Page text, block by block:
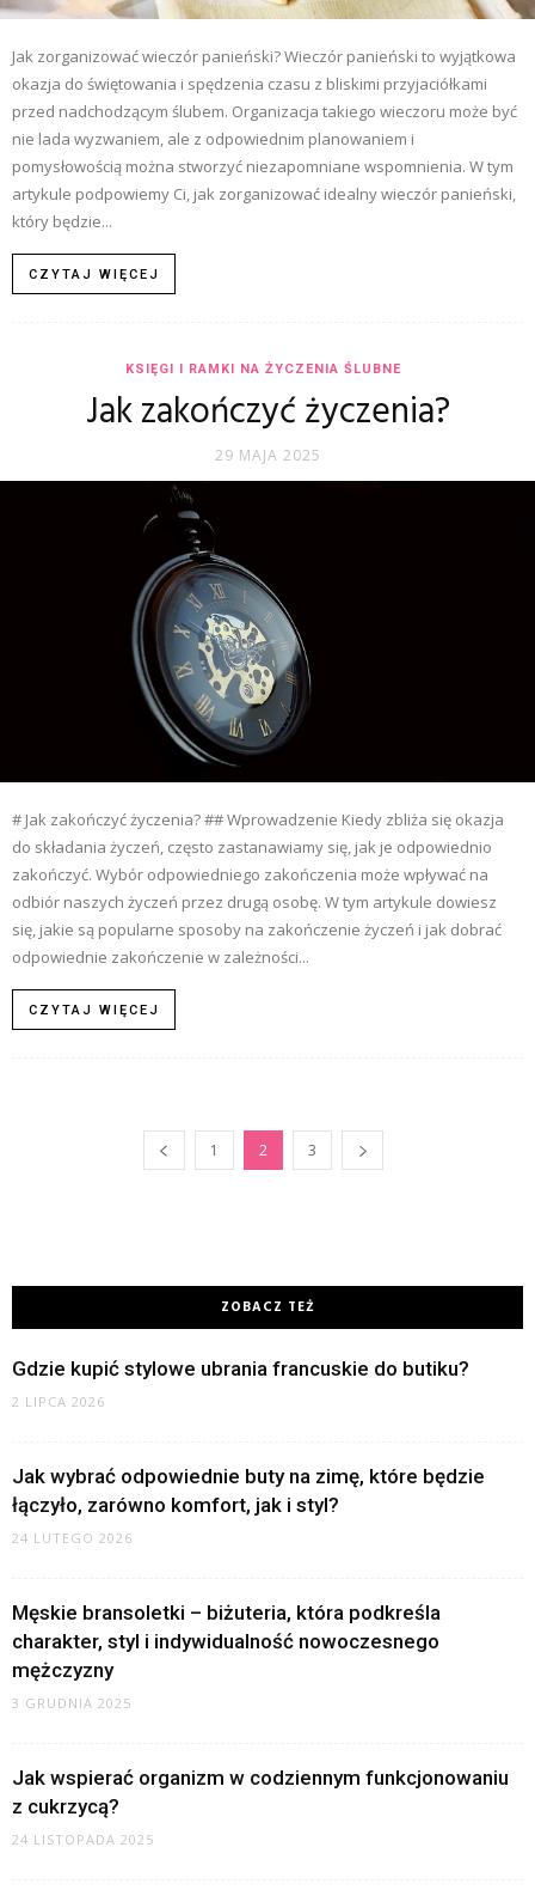
Jak zorganizować wieczór panieński? Wieczór panieński to wyjątkowa
okazja do świętowania i spędzenia czasu z bliskimi przyjaciółkami
przed nadchodzącym ślubem. Organizacja takiego wieczoru może być
nie lada wyzwaniem, ale z odpowiednim planowaniem i
pomysłowością można stworzyć niezapomniane wspomnienia. W tym
artykule podpowiemy Ci, jak zorganizować idealny wieczór panieński,
który będzie...
CZYTAJ WIĘCEJ
KSIĘGI I RAMKI NA ŻYCZENIA ŚLUBNE
Jak zakończyć życzenia?
29 MAJA 2025
# Jak zakończyć życzenia? ## Wprowadzenie Kiedy zbliża się okazja
do składania życzeń, często zastanawiamy się, jak je odpowiednio
zakończyć. Wybór odpowiedniego zakończenia może wpływać na
odbiór naszych życzeń przez drugą osobę. W tym artykule dowiesz
się, jakie są popularne sposoby na zakończenie życzeń i jak dobrać
odpowiednie zakończenie w zależności...
CZYTAJ WIĘCEJ
1 2 3
ZOBACZ TEŻ
Gdzie kupić stylowe ubrania francuskie do butiku?
2 LIPCA 2026
Jak wybrać odpowiednie buty na zimę, które będzie
łączyło, zarówno komfort, jak i styl?
24 LUTEGO 2026
Męskie bransoletki – biżuteria, która podkreśla
charakter, styl i indywidualność nowoczesnego
mężczyzny
3 GRUDNIA 2025
Jak wspierać organizm w codziennym funkcjonowaniu
z cukrzycą?
24 LISTOPADA 2025